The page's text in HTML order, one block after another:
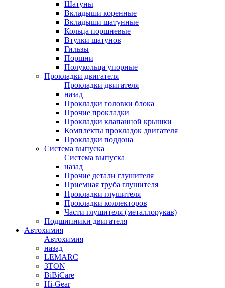
Шатуны
Вкладыши коренные
Вкладыши шатунные
Кольца поршневые
Втулки шатунов
Гильзы
Поршни
Полукольца упорные
Прокладки двигателя
Прокладки двигателя
назад
Прокладки головки блока
Прочие прокладки
Прокладки клапанной крышки
Комплекты прокладок двигателя
Прокладки поддона
Система выпуска
Система выпуска
назад
Прочие детали глушителя
Приемная труба глушителя
Прокладки глушителя
Прокладки коллекторов
Части глушителя (металлорукав)
Подшипники двигателя
Автохимия
Автохимия
назад
LEMARC
3TON
BiBiCare
Hi-Gear